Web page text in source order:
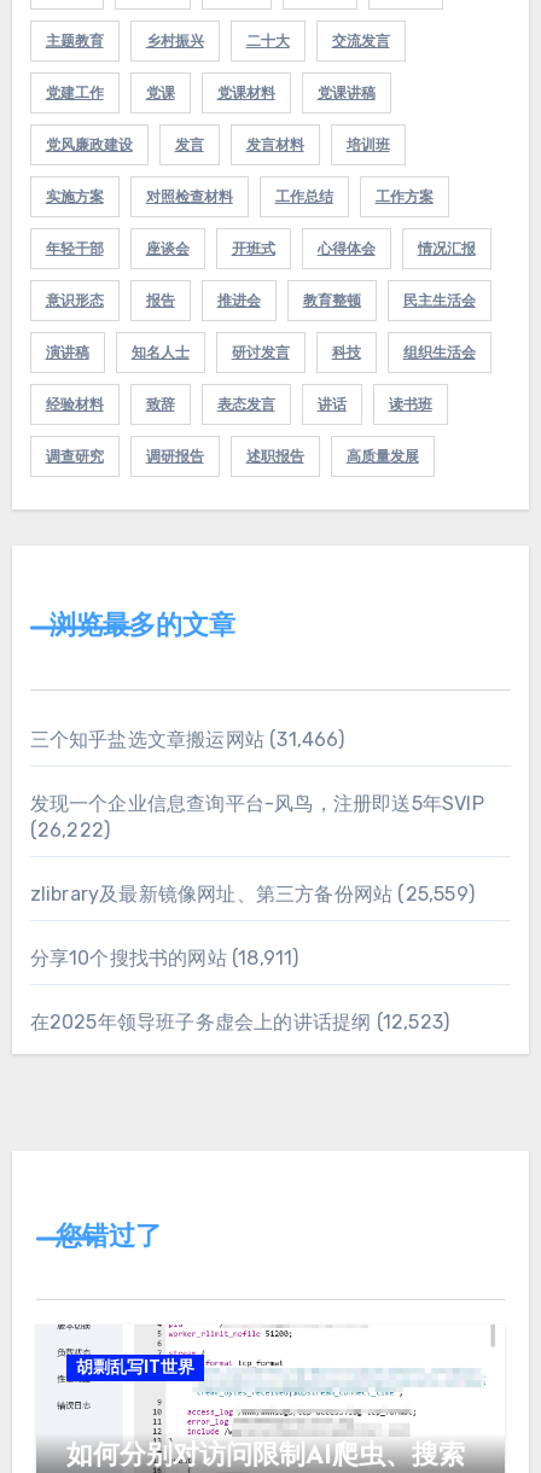
主题教育 乡村振兴 二十大 交流发言
党建工作 党课 党课材料 党课讲稿
党风廉政建设 发言 发言材料 培训班
实施方案 对照检查材料 工作总结 工作方案
年轻干部 座谈会 开班式 心得体会 情况汇报
意识形态 报告 推进会 教育整顿 民主生活会
演讲稿 知名人士 研讨发言 科技 组织生活会
经验材料 致辞 表态发言 讲话 读书班
调查研究 调研报告 述职报告 高质量发展
浏览最多的文章
三个知乎盐选文章搬运网站 (31,466)
发现一个企业信息查询平台-风鸟，注册即送5年SVIP
(26,222)
zlibrary及最新镜像网址、第三方备份网站 (25,559)
分享10个搜找书的网站 (18,911)
在2025年领导班子务虚会上的讲话提纲 (12,523)
您错过了
胡剽乱写IT世界
如何分别对访问限制AI爬虫、搜索